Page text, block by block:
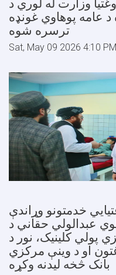
وزارت له لوري د
د عامه پوهاوي غونډه
ترسره شوه
Sat, May 09 2026 4:10 PM
خدمتونو وړاندې
عبدالولي حقاني د
پولي کلینیک، نور د
او د وینې مرکزي
بانک څخه ليدنه وکړه